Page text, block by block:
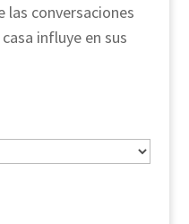
las conversaciones
influye en sus